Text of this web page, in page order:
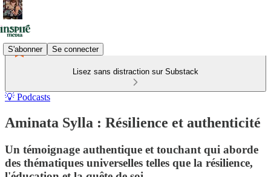
S'abonner Se connecter
Lisez sans distraction sur Substack
💡 Podcasts
Aminata Sylla : Résilience et authenticité
Un témoignage authentique et touchant qui aborde
des thématiques universelles telles que la résilience,